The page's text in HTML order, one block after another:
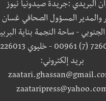
البريدي :جريدة صيدونيا نيوز
والمدير المسؤول الصحافي غسان
- ساحة النجمة بناية
بريد إلكتروني: